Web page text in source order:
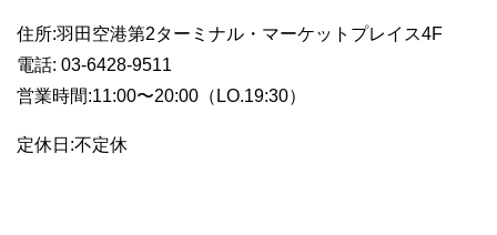
住所:羽田空港第2ターミナル・マーケットプレイス4F
電話: 03-6428-9511
営業時間:11:00〜20:00 （LO.19:30）
定休日:不定休